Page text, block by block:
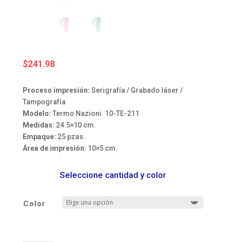
$241.98
Proceso impresión: Serigrafía / Grabado láser /
Tampografía
Modelo: Termo Nazioni. 10-TE-211
Medidas: 24.5×10 cm.
Empaque: 25 pzas.
Área de impresión: 10×5 cm.
Seleccione cantidad y color
Color